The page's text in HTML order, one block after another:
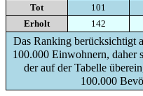
Tot
101
Erholt
142
Das Ranking berücksichtigt
100.000 Einwohnern, daher
der auf der Tabelle
100.000